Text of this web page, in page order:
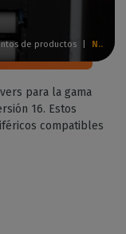
de productos Nuevo Epson SureColor Tx700 drivers para CalderaRIP
para la gama
16. Estos
compatibles